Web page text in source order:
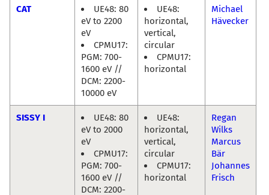
CAT
UE48: 80
eV to 2200
eV
CPMU17:
PGM: 700-
1600 eV //
DCM: 2200-
10000 eV
UE48:
horizontal,
vertical,
circular
CPMU17:
horizontal
Michael
Hävecker
SISSY I
UE48: 80
eV to 2000
eV
CPMU17:
PGM: 700-
1600 eV //
DCM: 2200-
UE48:
horizontal,
vertical,
circular
CPMU17:
horizontal
Regan
Wilks
Marcus
Bär
Johannes
Frisch